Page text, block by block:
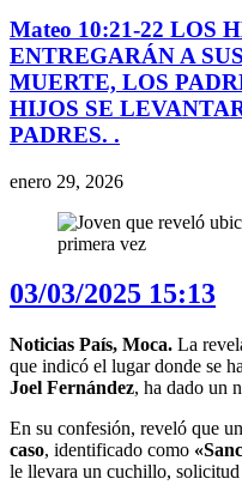
Mateo 10:21-22 LOS
ENTREGARÁN A
MUERTE, LOS
HIJOS SE
PADRES. .
enero 29, 2026
03/03/2025 15:13
Noticias País, Moca. La
que indicó el lugar donde se
Joel Fernández, ha dado un
En su confesión, reveló que
caso, identificado como
le llevara un cuchillo, solicitud